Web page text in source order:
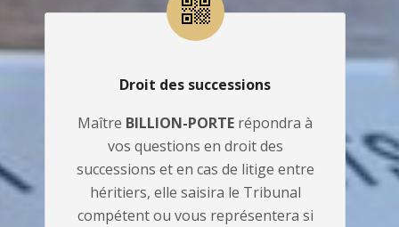
Droit des successions
Maître BILLION-PORTE répondra à
vos questions en droit des
successions et en cas de litige entre
héritiers, elle saisira le Tribunal
compétent ou vous représentera si